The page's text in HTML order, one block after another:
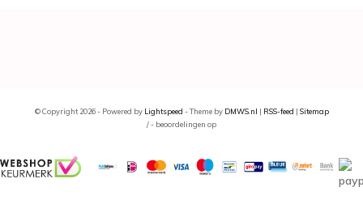
© Copyright 2026 - Powered by Lightspeed - Theme by DMWS.nl | RSS-feed | Sitemap
/- beoordelingen op